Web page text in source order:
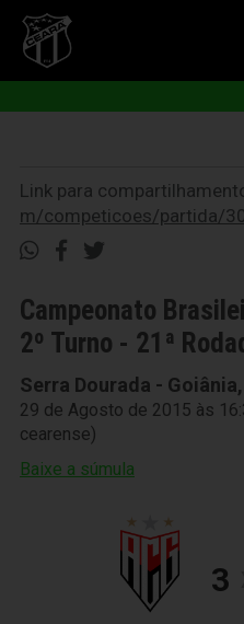
Link para
m/competicoes/partida/
Campeonato
2º Turno - 21ª
Serra Dourada - Goiânia,
29 de Agosto de 2015 às
cearense)
Baixe a súmula
3